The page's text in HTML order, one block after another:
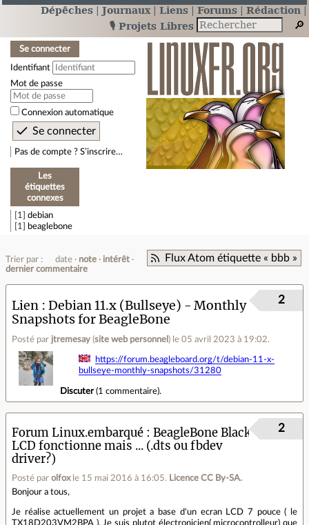
Dépêches Journaux Liens Forums
Rédaction
🎙️ Projets Libres
Se connecter
Identifiant
Mot de passe
Connexion automatique
Pas de compte ? S’inscrire…
Les
étiquettes
connexes
1
debian
1
beaglebone
Flux Atom étiquette « bbb »
Trier par : date note
intérêt
dernier commentaire
Lien
Debian 11.x (Bullseye) - Monthly
Snapshots for BeagleBone
Posté par jtremesay (site web personnel ) le 05 avril 2023 à 19:02.
2
https://forum.beagleboard.org/t/debian-11-x-
bullseye-monthly-snapshots/31280
Discuter(1 commentaire).
Forum Linux.embarqué
BeagleBone Black
LCD fonctionne mais ... (.dts ou fbdev
driver?)
Posté par olfox le 15 mai 2016 à 16:05. Licence CC By‑SA.
2
Bonjour a tous,
Je réalise actuellement un projet a base d'un ecran LCD 7 pouce ( le
TX18D203VM2BPA ). Je suis plutot électronicien( microcontrolleur) que